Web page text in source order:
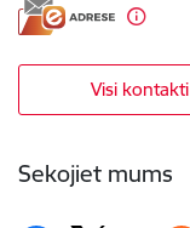
Visi kontakti
Sekojiet mums